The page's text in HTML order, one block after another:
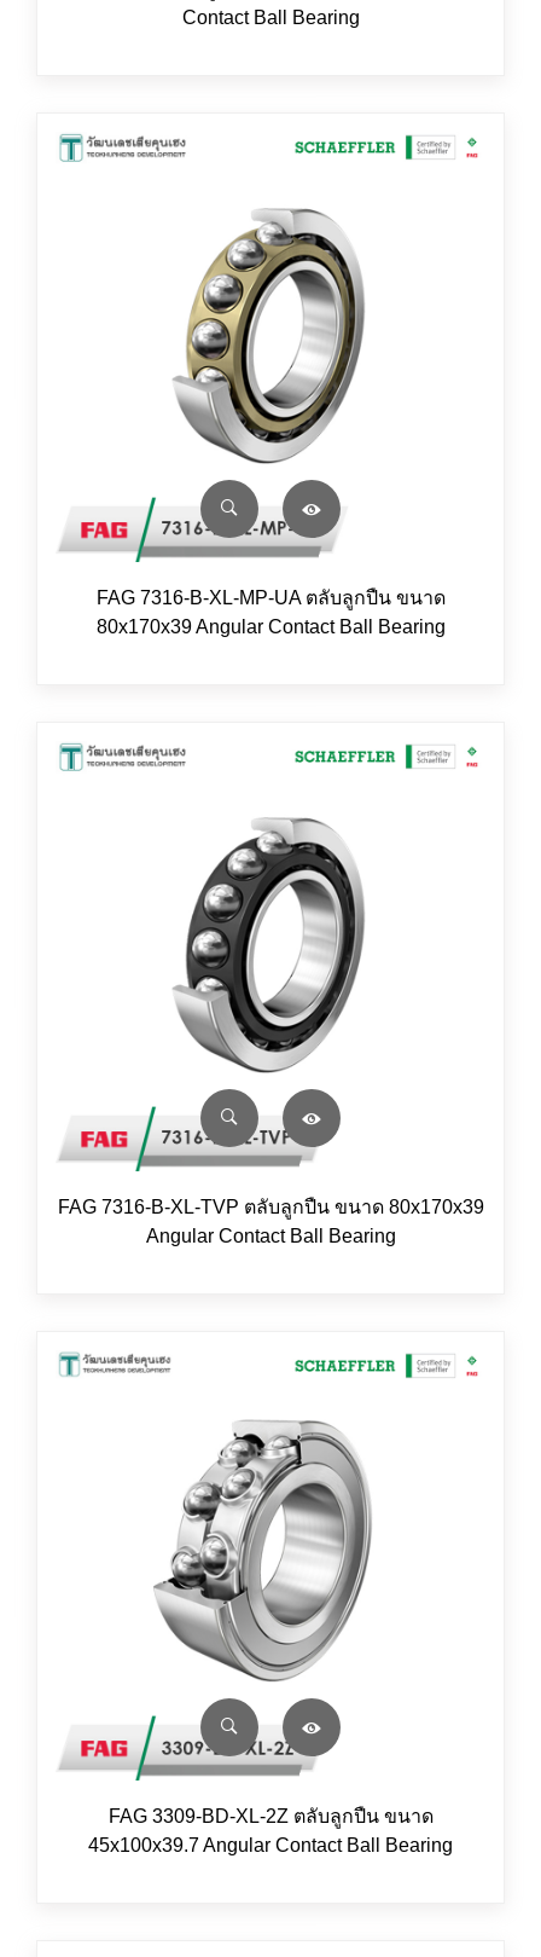
Contact Ball Bearing
FAG 7316-B-XL-MP-UA ตลับลูกปืน ขนาด
80x170x39 Angular Contact Ball Bearing
FAG 7316-B-XL-TVP ตลับลูกปืน ขนาด 80x170x39
Angular Contact Ball Bearing
FAG 3309-BD-XL-2Z ตลับลูกปืน ขนาด
45x100x39.7 Angular Contact Ball Bearing